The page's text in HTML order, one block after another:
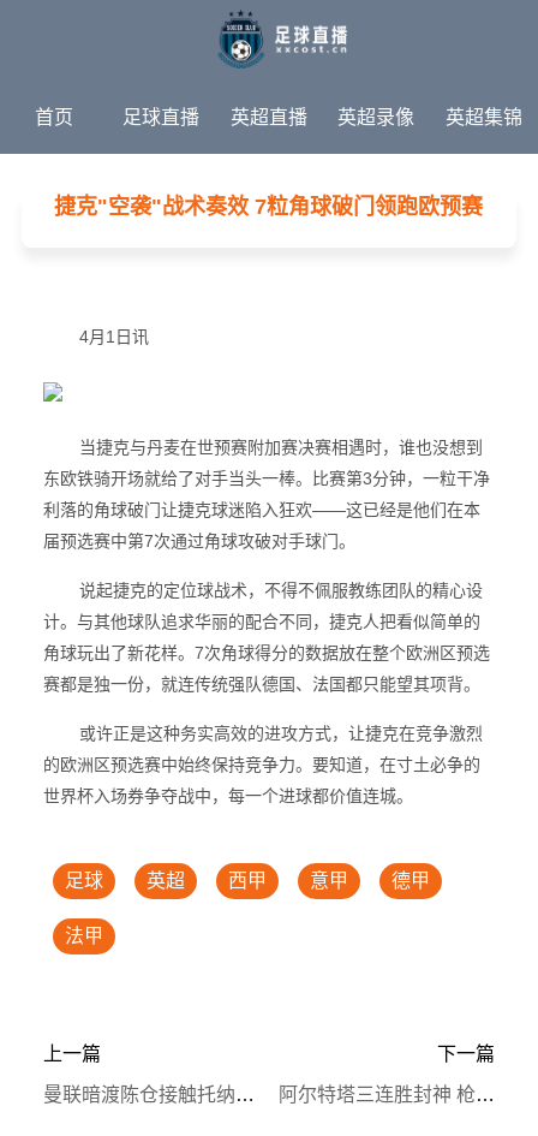
首页 足球直播 英超直播 英超录像 英超集锦
英超新闻 热门赛事
捷克"空袭"战术奏效 7粒角球破门领跑欧预赛
4月1日讯
当捷克与丹麦在世预赛附加赛决赛相遇时，谁也没想到
东欧铁骑开场就给了对手当头一棒。比赛第3分钟，一粒干净
利落的角球破门让捷克球迷陷入狂欢——这已经是他们在本
届预选赛中第7次通过角球攻破对手球门。
说起捷克的定位球战术，不得不佩服教练团队的精心设
计。与其他球队追求华丽的配合不同，捷克人把看似简单的
角球玩出了新花样。7次角球得分的数据放在整个欧洲区预选
赛都是独一份，就连传统强队德国、法国都只能望其项背。
或许正是这种务实高效的进攻方式，让捷克在竞争激烈
的欧洲区预选赛中始终保持竞争力。要知道，在寸土必争的
世界杯入场券争夺战中，每一个进球都价值连城。
足球 英超 西甲 意甲 德甲
法甲
上一篇
曼联暗渡陈仓接触托纳利 纽卡中场或成红魔夏窗头号猎物
下一篇
阿尔特塔三连胜封神 枪手教头再揽英超月度最佳